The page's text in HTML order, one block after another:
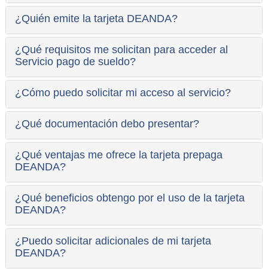
¿Quién emite la tarjeta DEANDA?
¿Qué requisitos me solicitan para acceder al
Servicio pago de sueldo?
¿Cómo puedo solicitar mi acceso al servicio?
¿Qué documentación debo presentar?
¿Qué ventajas me ofrece la tarjeta prepaga
DEANDA?
¿Qué beneficios obtengo por el uso de la tarjeta
DEANDA?
¿Puedo solicitar adicionales de mi tarjeta
DEANDA?